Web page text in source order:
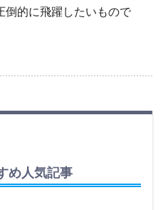
倒的に飛躍したいもので
め人気記事